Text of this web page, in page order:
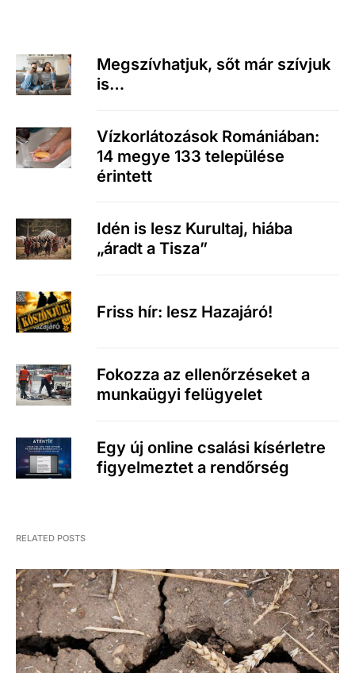
Megszívhatjuk, sőt már szívjuk
is…
Vízkorlátozások Romániában:
14 megye 133 települése
érintett
Idén is lesz Kurultaj, hiába
„áradt a Tisza”
Friss hír: lesz Hazajáró!
Fokozza az ellenőrzéseket a
munkaügyi felügyelet
Egy új online csalási kísérletre
figyelmeztet a rendőrség
RELATED POSTS